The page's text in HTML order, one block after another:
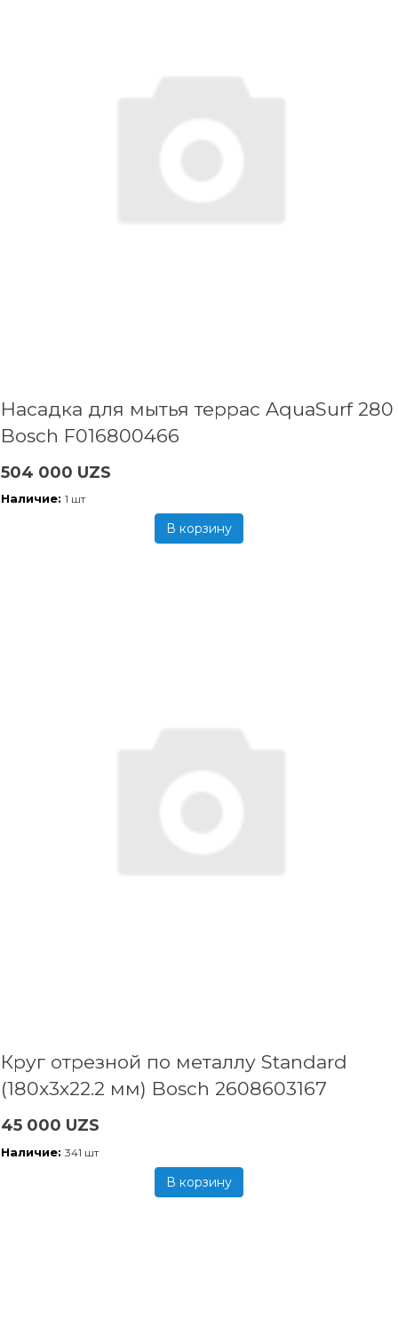
Насадка для мытья террас AquaSurf 280
Bosch F016800466
504 000 UZS
Наличие: 1 шт
В корзину
Круг отрезной по металлу Standard
(180x3х22.2 мм) Bosch 2608603167
45 000 UZS
Наличие: 341 шт
В корзину